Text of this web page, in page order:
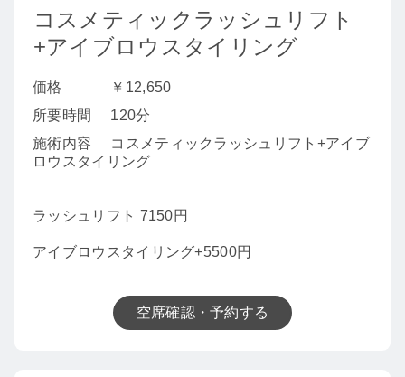
コスメティックラッシュリフト
+アイブロウスタイリング
価格
￥12,650
所要時間
120分
施術内容
コスメティックラッシュリフト+アイブ
ロウスタイリング
ラッシュリフト 7150円
アイブロウスタイリング+5500円
空席確認・予約する